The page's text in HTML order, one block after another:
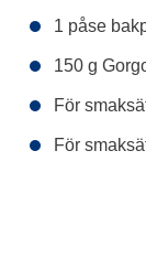
1 påse
150 g
För
För